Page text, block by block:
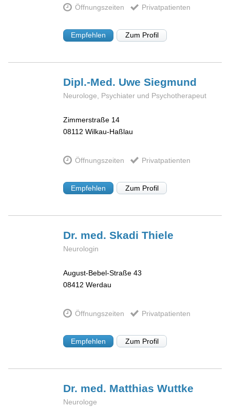
Öffnungszeiten Privatpatienten
Empfehlen Zum Profil
Dipl.-Med. UweSiegmund
Neurologe, Psychiater und Psychotherapeut
Zimmerstraße 14
08112 Wilkau-Haßlau
Öffnungszeiten Privatpatienten
Empfehlen Zum Profil
Dr. med. SkadiThiele
Neurologin
August-Bebel-Straße 43
08412 Werdau
Öffnungszeiten Privatpatienten
Empfehlen Zum Profil
Dr. med. MatthiasWuttke
Neurologe